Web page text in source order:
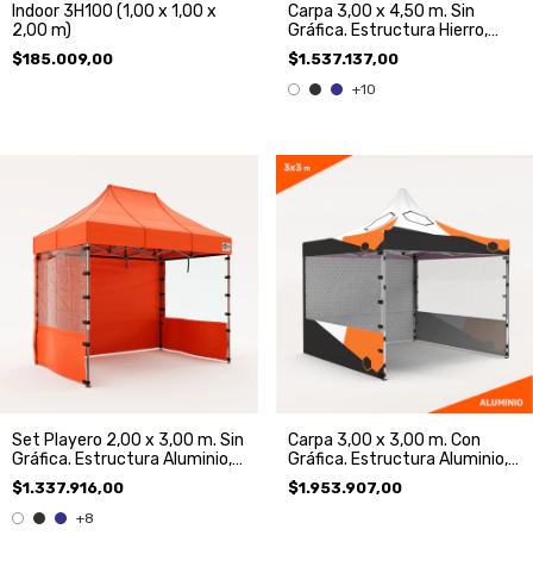
Indoor 3H100 (1,00 x 1,00 x
2,00 m)
$185.009,00
Carpa 3,00 x 4,50 m. Sin
Gráfica. Estructura Hierro,
Techo y 3 Paredes.
$1.537.137,00
+10
Set Playero 2,00 x 3,00 m. Sin
Gráfica. Estructura Aluminio,
Techo y 3 paredes
$1.337.916,00
+8
Carpa 3,00 x 3,00 m. Con
Gráfica. Estructura Aluminio,
Techo y 3 Paredes
$1.953.907,00